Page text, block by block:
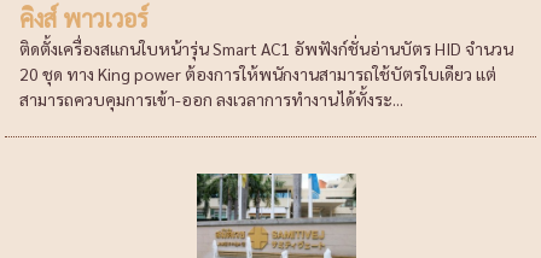
คิงส์ พาวเวอร์
ติดตั้งเครื่องสแกนใบหน้ารุ่น Smart AC1 อัพฟังก์ชั่นอ่านบัตร HID จำนวน
20 ชุด ทาง King power ต้องการให้พนักงานสามารถใช้บัตรใบเดียว แต่
สามารถควบคุมการเข้า-ออก ลงเวลาการทำงานได้ทั้งระ...